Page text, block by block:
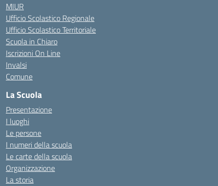
MIUR
Ufficio Scolastico Regionale
Ufficio Scolastico Territoriale
Scuola in Chiaro
Iscrizioni On Line
Invalsi
Comune
La Scuola
Presentazione
I luoghi
Le persone
I numeri della scuola
Le carte della scuola
Organizzazione
La storia